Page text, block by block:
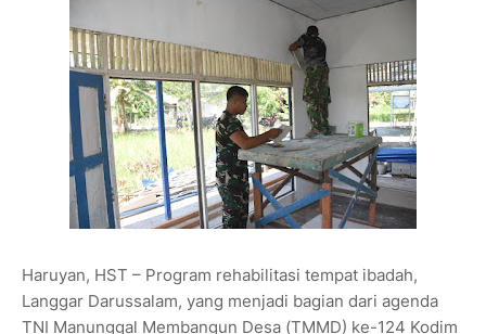
Haruyan, HST – Program rehabilitasi tempat ibadah,
Langgar Darussalam, yang menjadi bagian dari agenda
TNI Manunggal Membangun Desa (TMMD) ke-124 Kodim